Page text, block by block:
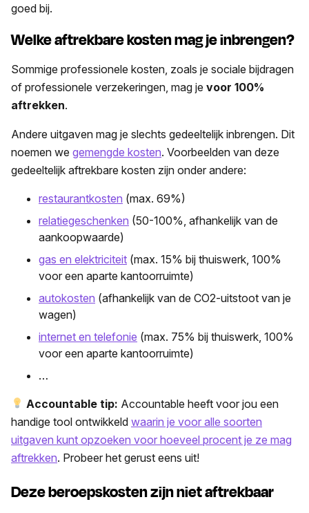
goed bij.
Welke aftrekbare kosten mag je inbrengen?
Sommige professionele kosten, zoals je sociale bijdragen
of professionele verzekeringen, mag je voor 100%
aftrekken.
Andere uitgaven mag je slechts gedeeltelijk inbrengen. Dit
noemen we gemengde kosten. Voorbeelden van deze
gedeeltelijk aftrekbare kosten zijn onder andere:
restaurantkosten (max. 69%)
relatiegeschenken (50-100%, afhankelijk van de
aankoopwaarde)
gas en elektriciteit (max. 15% bij thuiswerk, 100%
voor een aparte kantoorruimte)
autokosten (afhankelijk van de CO2-uitstoot van je
wagen)
internet en telefonie (max. 75% bij thuiswerk, 100%
voor een aparte kantoorruimte)
…
Accountable tip: Accountable heeft voor jou een
handige tool ontwikkeld waarin je voor alle soorten
uitgaven kunt opzoeken voor hoeveel procent je ze mag
aftrekken. Probeer het gerust eens uit!
Deze beroepskosten zijn niet aftrekbaar